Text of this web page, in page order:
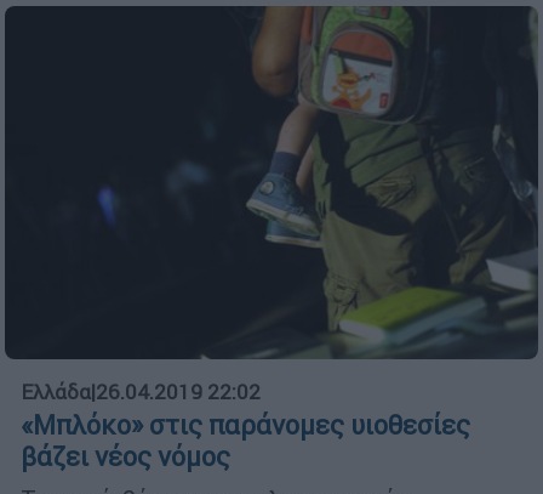
Ελλάδα|26.04.2019 22:02
«Μπλόκο» στις παράνοµες υιοθεσίες
βάζει νέος νόµος